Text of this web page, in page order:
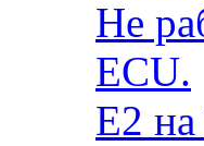
Не
ECU.
E2